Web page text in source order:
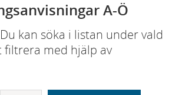
A-Ö
kan söka i listan under vald
filtrera med hjälp av